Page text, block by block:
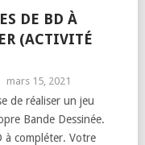
DE BD À
(ACTIVITÉ
mars 15, 2021
de réaliser un jeu
Bande Dessinée.
à compléter. Votre